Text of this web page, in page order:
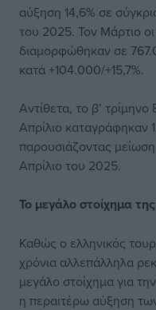
αύξηση 14,6% σε
του 2025. Τον Μάρτιο οι
διαμορφώθηκαν σε
κατά +104.000/+15,7%.
Αντίθετα, το β’
Απρίλιο καταγράφηκαν
παρουσιάζοντας
Απρίλιο του 2025.
Το μεγάλο στοίχημα
Καθώς ο ελληνικός
χρόνια αλλεπάλληλα
μεγάλο στοίχημα για
η περαιτέρω αύξηση